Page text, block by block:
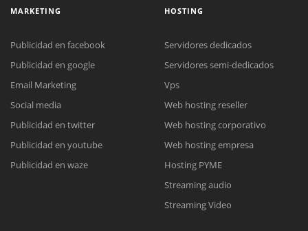
Reunión online
Nuestros ejecutivos le enviarán un correo electrónico con el enlace a
Meet para la reunión online.
Cotización
Todos nuestros ejecutivos están fuera de línea. Complete el formulario
MARKETING
Publicidad en facebook
Publicidad en google
Email Marketing
Social media
Publicidad en twitter
Publicidad en youtube
Publicidad en waze
HOSTING
Servidores dedicados
Servidores semi-dedicados
Vps
Web hosting reseller
Web hosting corporativo
Web hosting empresa
Hosting PYME
Streaming audio
Streaming Video